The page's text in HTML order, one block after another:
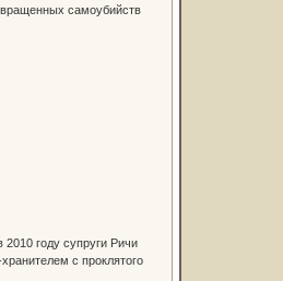
самоубийств
году супруги Ричи
с проклятого